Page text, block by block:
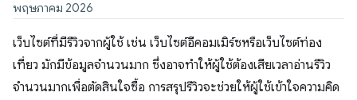
พฤษภาคม 2026
เว็บไซต์ที่มีรีวิวจากผู้ใช้ เช่น เว็บไซต์อีคอมเมิร์ซหรือเว็บไซต์ท่อง
เที่ยว มักมีข้อมูลจำนวนมาก ซึ่งอาจทำให้ผู้ใช้ต้องเสียเวลาอ่านรีวิว
จำนวนมากเพื่อตัดสินใจซื้อ การสรุปรีวิวจะช่วยให้ผู้ใช้เข้าใจความคิด